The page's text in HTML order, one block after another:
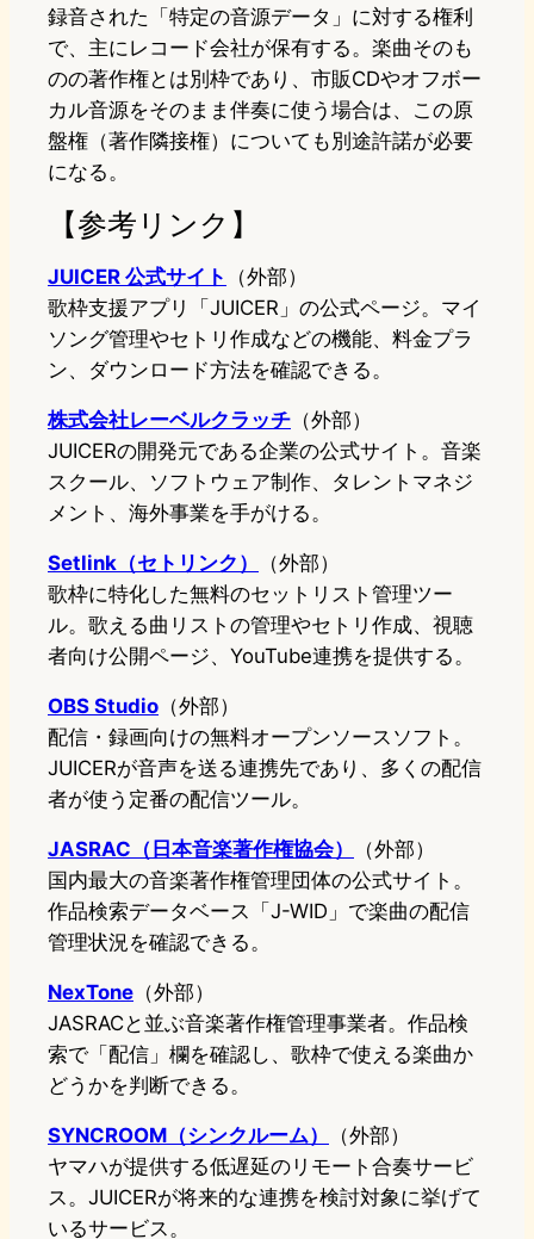
録音された「特定の音源データ」に対する権利
で、主にレコード会社が保有する。楽曲そのも
のの著作権とは別枠であり、市販CDやオフボー
カル音源をそのまま伴奏に使う場合は、この原
盤権（著作隣接権）についても別途許諾が必要
になる。
【参考リンク】
JUICER 公式サイト
（外部）
歌枠支援アプリ「JUICER」の公式ページ。マイ
ソング管理やセトリ作成などの機能、料金プラ
ン、ダウンロード方法を確認できる。
株式会社レーベルクラッチ （外部）
JUICERの開発元である企業の公式サイト。音楽
スクール、ソフトウェア制作、タレントマネジ
メント、海外事業を手がける。
Setlink（セトリンク）
（外部）
歌枠に特化した無料のセットリスト管理ツー
ル。歌える曲リストの管理やセトリ作成、視聴
者向け公開ページ、YouTube連携を提供する。
OBS Studio （外部）
配信・録画向けの無料オープンソースソフト。
JUICERが音声を送る連携先であり、多くの配信
者が使う定番の配信ツール。
JASRAC（日本音楽著作権協会）
（外部）
国内最大の音楽著作権管理団体の公式サイト。
作品検索データベース「J-WID」で楽曲の配信
管理状況を確認できる。
NexTone （外部）
JASRACと並ぶ音楽著作権管理事業者。作品検
索で「配信」欄を確認し、歌枠で使える楽曲か
どうかを判断できる。
SYNCROOM（シンクルーム）
（外部）
ヤマハが提供する低遅延のリモート合奏サービ
ス。JUICERが将来的な連携を検討対象に挙げて
いるサービス。